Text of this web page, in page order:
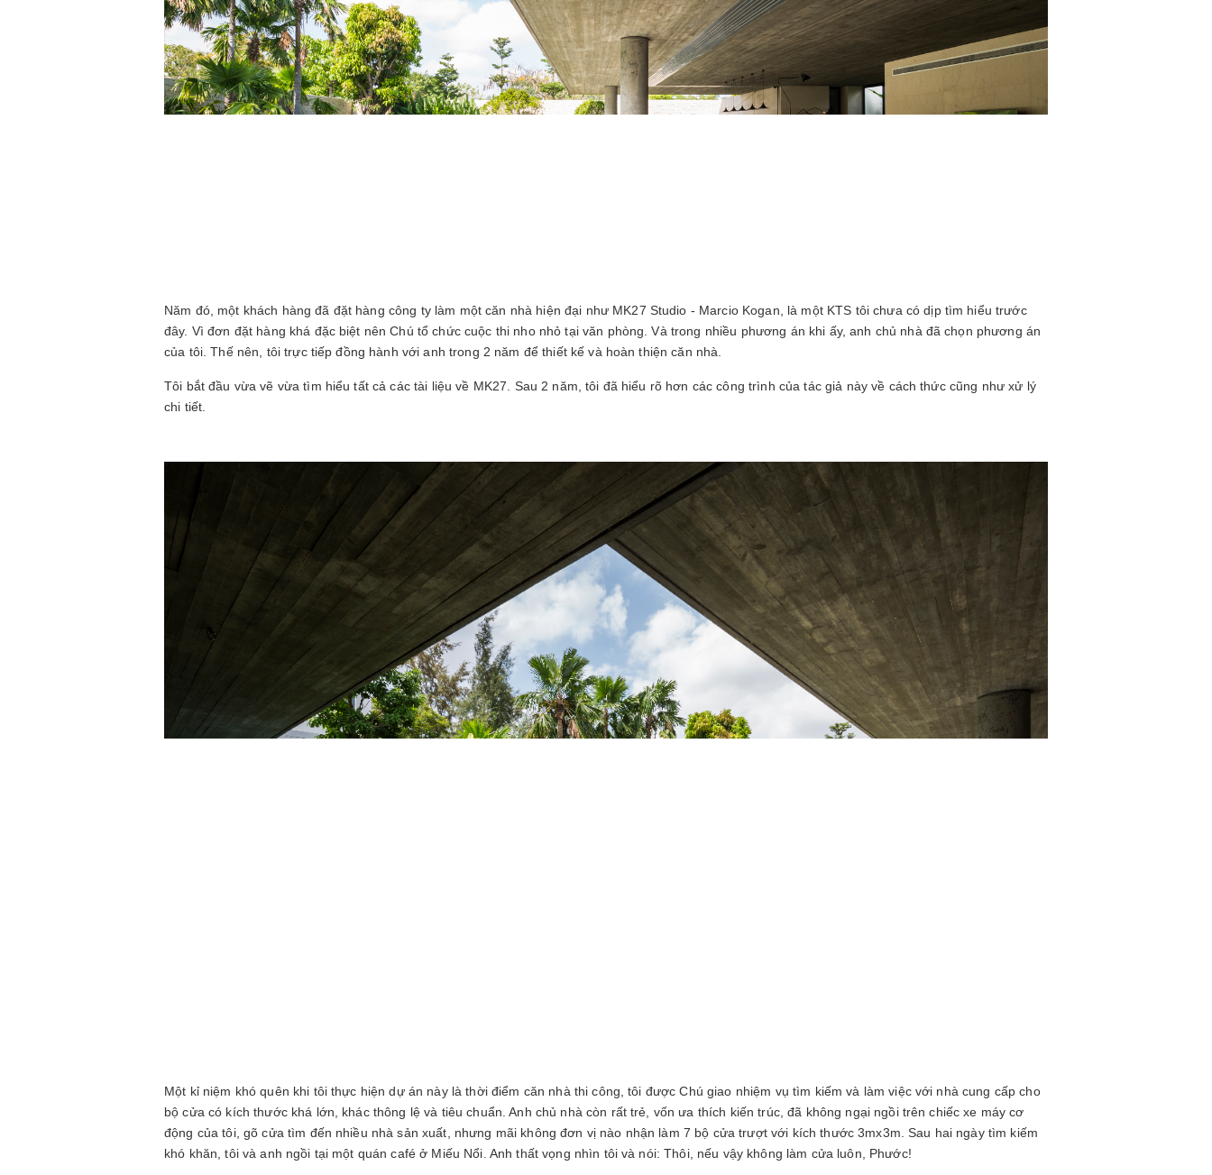
Năm đó, một khách hàng đã đặt hàng công ty làm một căn nhà hiện đại như MK27 Studio - Marcio Kogan, là một KTS tôi chưa có dịp tìm hiểu trước
đây. Vì đơn đặt hàng khá đặc biệt nên Chú tổ chức cuộc thi nho nhỏ tại văn phòng. Và trong nhiều phương án khi ấy, anh chủ nhà đã chọn phương án
của tôi. Thế nên, tôi trực tiếp đồng hành với anh trong 2 năm để thiết kế và hoàn thiện căn nhà.
Tôi bắt đầu vừa vẽ vừa tìm hiểu tất cả các tài liệu về MK27. Sau 2 năm, tôi đã hiểu rõ hơn các công trình của tác giả này về cách thức cũng như xử lý
chi tiết.
Một kỉ niệm khó quên khi tôi thực hiện dự án này là thời điểm căn nhà thi công, tôi được Chú giao nhiệm vụ tìm kiếm và làm việc với nhà cung cấp cho
bộ cửa có kích thước khá lớn, khác thông lệ và tiêu chuẩn. Anh chủ nhà còn rất trẻ, vốn ưa thích kiến trúc, đã không ngại ngồi trên chiếc xe máy cơ
động của tôi, gõ cửa tìm đến nhiều nhà sản xuất, nhưng mãi không đơn vị nào nhận làm 7 bộ cửa trượt với kích thước 3mx3m. Sau hai ngày tìm kiếm
khó khăn, tôi và anh ngồi tại một quán café ở Miếu Nổi. Anh thất vọng nhìn tôi và nói: Thôi, nếu vậy không làm cửa luôn, Phước!